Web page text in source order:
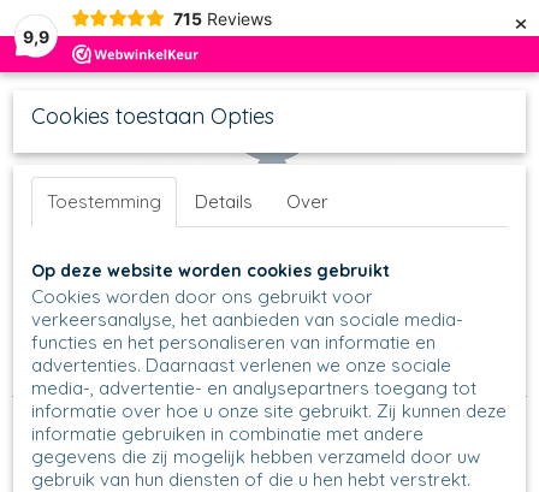
9,9
715 Reviews ×
Geen producten
Home>Schalen>Ovale schalen>Ovale schaal 351 - 21 x 13
cm>351 - Ovale schaal - 1382 - Pansy
Cookies toestaan Opties
Toestemming Details Over
Op deze website worden cookies gebruikt
Cookies worden door ons gebruikt voor
verkeersanalyse, het aanbieden van sociale media-
functies en het personaliseren van informatie en
advertenties. Daarnaast verlenen we onze sociale
media-, advertentie- en analysepartners toegang tot
informatie over hoe u onze site gebruikt. Zij kunnen deze
informatie gebruiken in combinatie met andere
gegevens die zij mogelijk hebben verzameld door uw
gebruik van hun diensten of die u hen hebt verstrekt.